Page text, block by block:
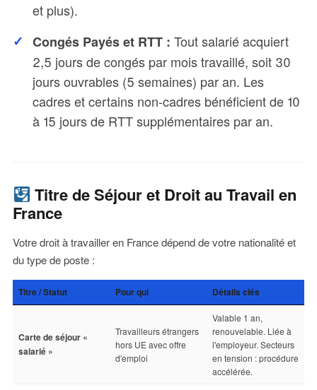
et plus).
Congés Payés et RTT : Tout salarié acquiert
2,5 jours de congés par mois travaillé, soit 30
jours ouvrables (5 semaines) par an. Les
cadres et certains non-cadres bénéficient de 10
à 15 jours de RTT supplémentaires par an.
Titre de Séjour et Droit au Travail en
France
Votre droit à travailler en France dépend de votre nationalité et
du type de poste :
Titre / Statut Pour qui Détails clés
Carte de séjour «
salarié »
Travailleurs étrangers
hors UE avec offre
d'emploi
Valable 1 an,
renouvelable. Liée à
l'employeur. Secteurs
en tension : procédure
accélérée.